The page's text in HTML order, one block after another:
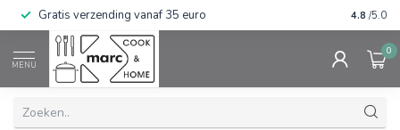
Gratis verzending vanaf 35 euro 4.8 /5.0
MENU
0